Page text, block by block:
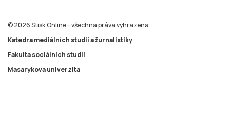
© 2026 Stisk.Online – všechna práva vyhrazena
Katedra mediálních studií a žurnalistiky
Fakulta sociálních studií
Masarykova univerzita